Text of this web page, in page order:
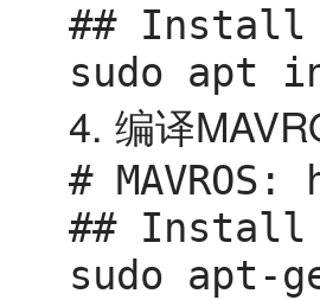
## Install
sudo apt
4. 编译
#
## Install
sudo apt-